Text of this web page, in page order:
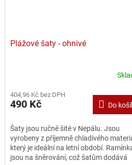
Plážové šaty - ohnivé
404,96 Kč bez DPH
490 Kč Do
Šaty jsou ručně šité v Nepálu. Jsou
vyrobeny z příjemně chladivého
který je ideální na letní období.
jsou na šněrování, což šatům dodává